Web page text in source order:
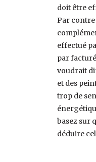
doit être
Par contre
effectué
par
voudrait
et des
trop de
basez sur
déduire